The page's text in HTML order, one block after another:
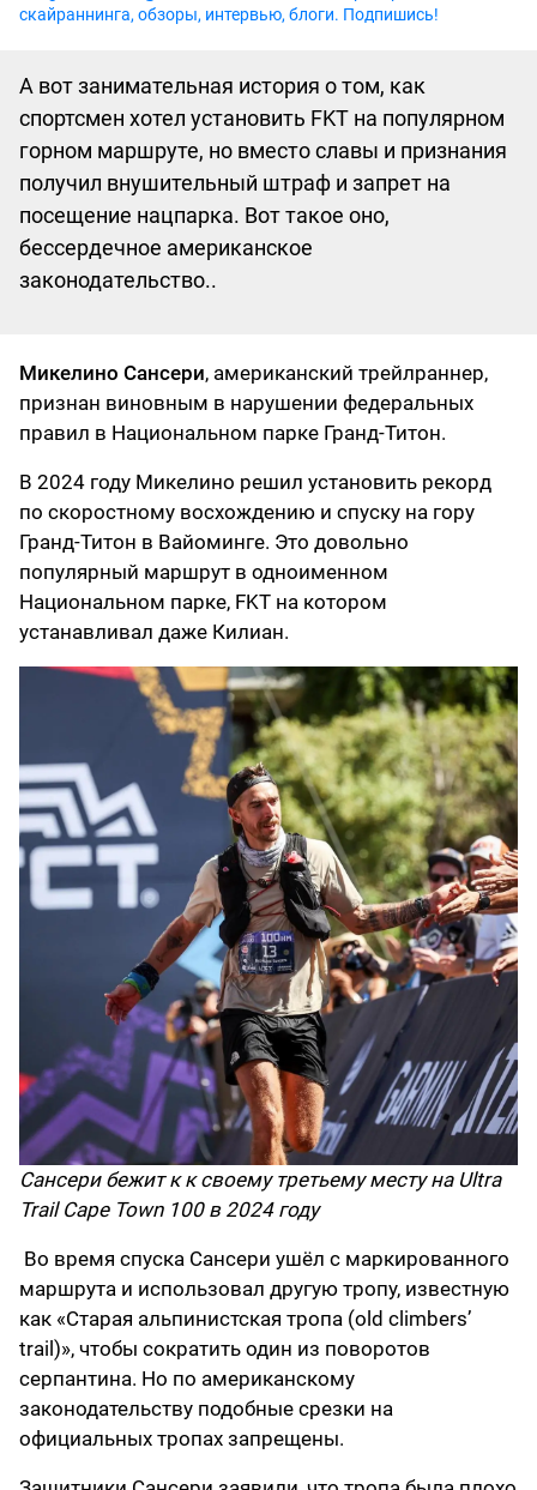
скайраннинга, обзоры, интервью, блоги. Подпишись!
А вот занимательная история о том, как
спортсмен хотел установить FKT на популярном
горном маршруте, но вместо славы и признания
получил внушительный штраф и запрет на
посещение нацпарка. Вот такое оно,
бессердечное американское
законодательство..
Микелино Сансери, американский трейлраннер,
признан виновным в нарушении федеральных
правил в Национальном парке Гранд-Титон.
В 2024 году Микелино решил установить рекорд
по скоростному восхождению и спуску на гору
Гранд-Титон в Вайоминге. Это довольно
популярный маршрут в одноименном
Национальном парке, FKT на котором
устанавливал даже Килиан.
Сансери бежит к к своему третьему месту на Ultra
Trail Cape Town 100 в 2024 году
Во время спуска Сансери ушёл с маркированного
маршрута и использовал другую тропу, известную
как «Старая альпинистская тропа (old climbers’
trail)», чтобы сократить один из поворотов
серпантина. Но по американскому
законодательству подобные срезки на
официальных тропах запрещены.